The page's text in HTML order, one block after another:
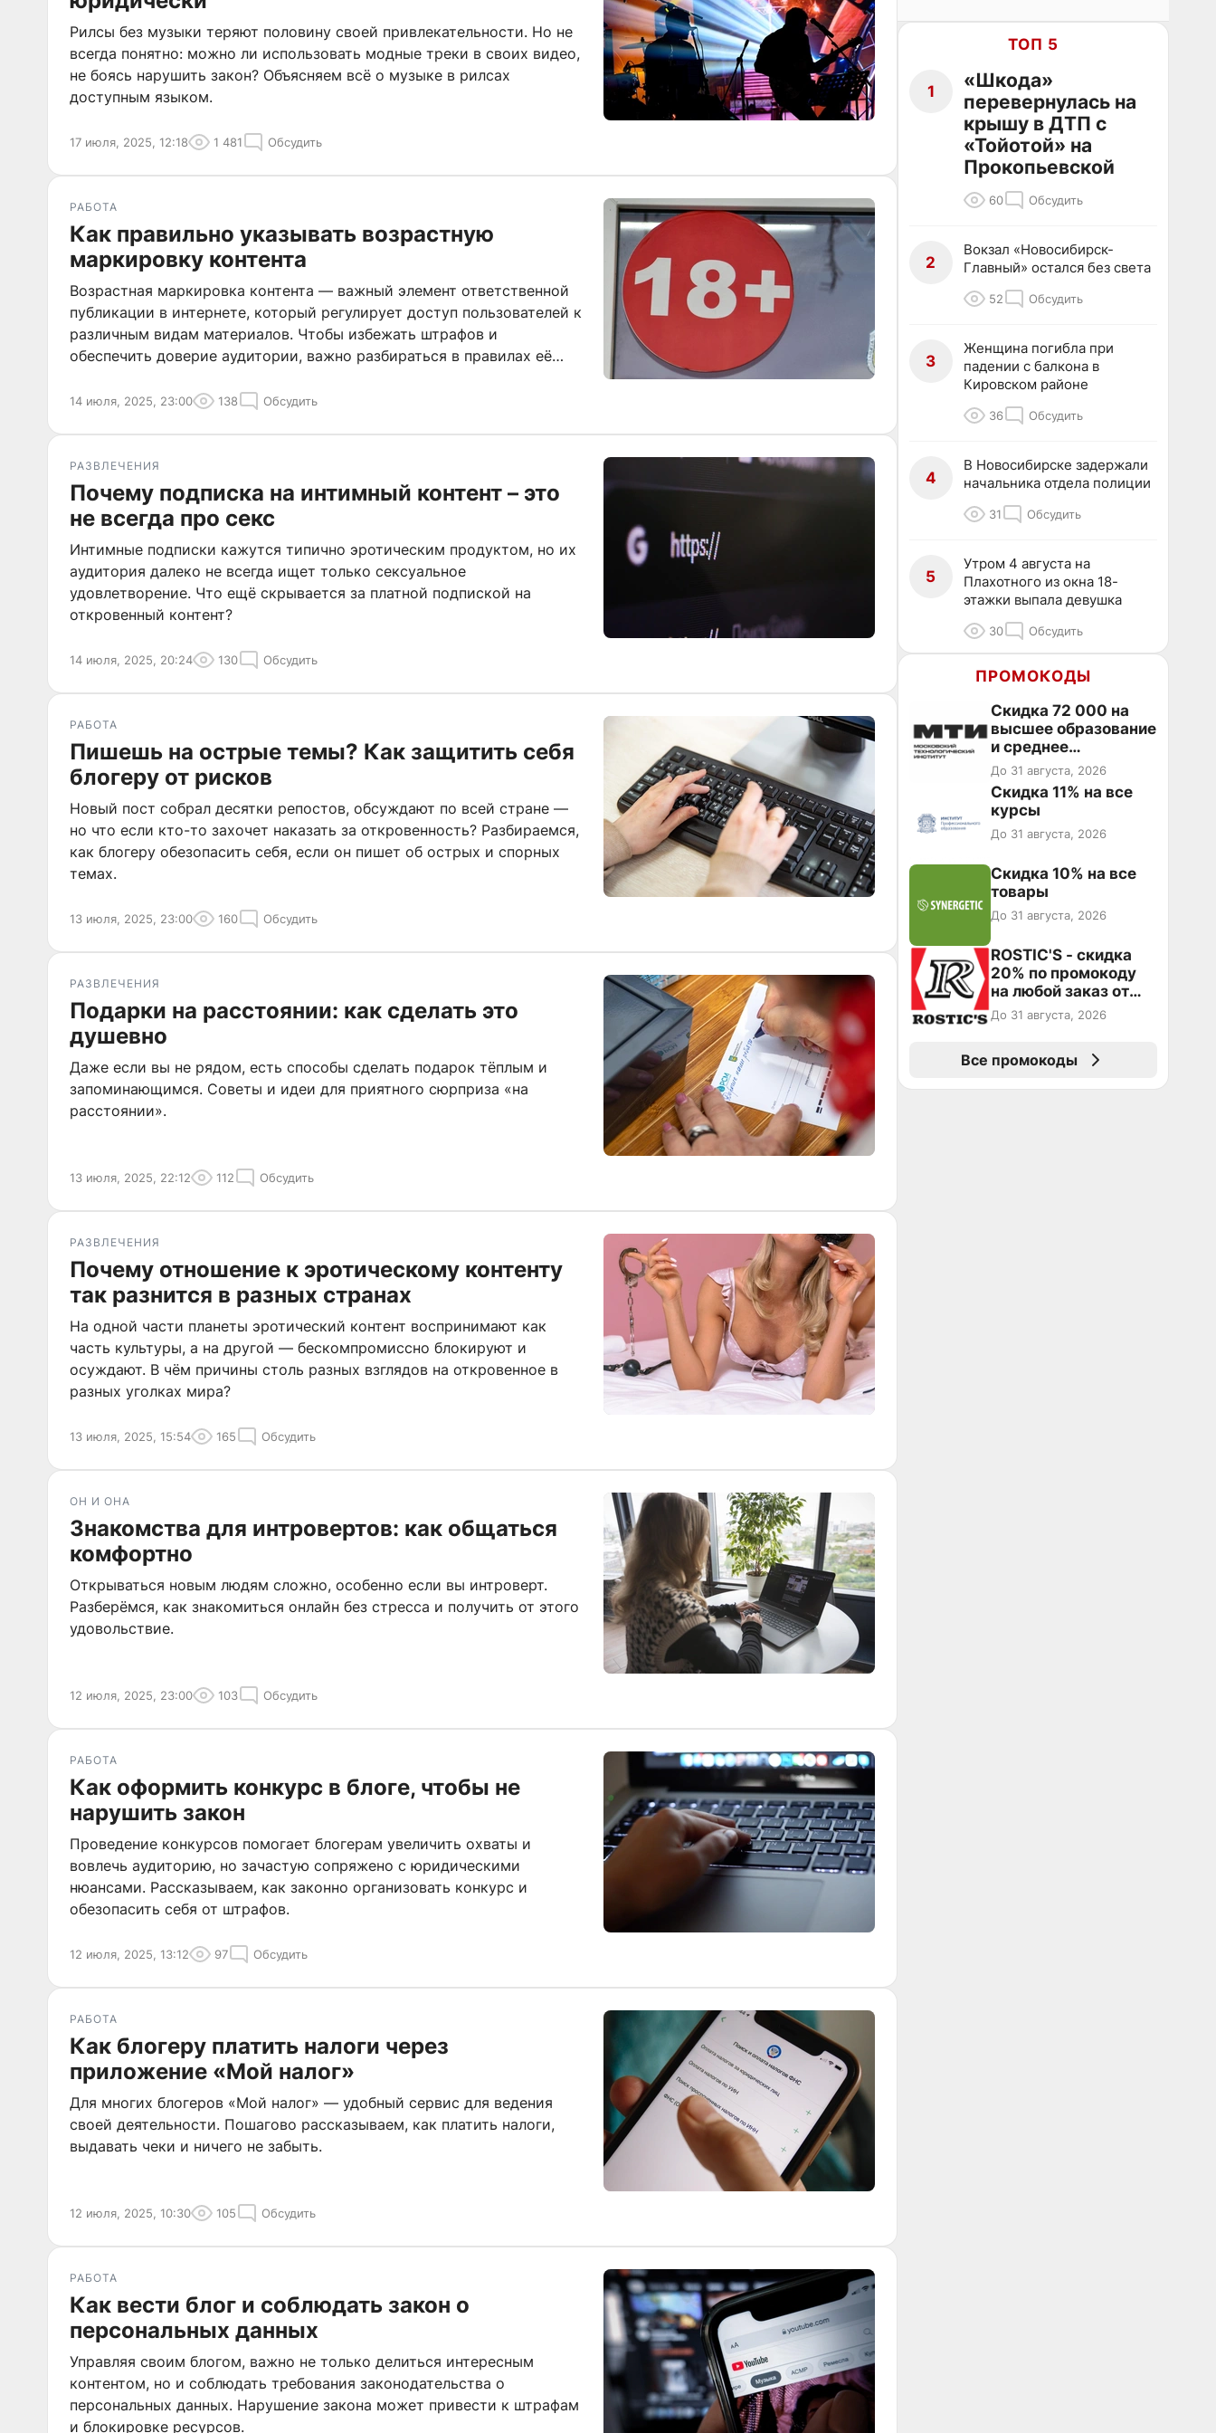
Рилсы без музыки теряют половину своей привлекательности. Но не
всегда понятно: можно ли использовать модные треки в своих видео,
не боясь нарушить закон? Объясняем всё о музыке в рилсах
доступным языком.
17 июля, 2025, 12:18 1 481 Обсудить
РАБОТА
Как правильно указывать возрастную
маркировку контента
Возрастная маркировка контента — важный элемент ответственной
публикации в интернете, который регулирует доступ пользователей к
различным видам материалов. Чтобы избежать штрафов и
обеспечить доверие аудитории, важно разбираться в правилах её
14 июля, 2025, 23:00 138 Обсудить
РАЗВЛЕЧЕНИЯ
Почему подписка на интимный контент – это
не всегда про секс
Интимные подписки кажутся типично эротическим продуктом, но их
аудитория далеко не всегда ищет только сексуальное
удовлетворение. Что ещё скрывается за платной подпиской на
откровенный контент?
14 июля, 2025, 20:24 130 Обсудить
РАБОТА
Пишешь на острые темы? Как защитить себя
блогеру от рисков
Новый пост собрал десятки репостов, обсуждают по всей стране —
но что если кто-то захочет наказать за откровенность? Разбираемся,
как блогеру обезопасить себя, если он пишет об острых и спорных
темах.
13 июля, 2025, 23:00 160 Обсудить
РАЗВЛЕЧЕНИЯ
Подарки на расстоянии: как сделать это
душевно
Даже если вы не рядом, есть способы сделать подарок тёплым и
запоминающимся. Советы и идеи для приятного сюрприза «на
расстоянии».
13 июля, 2025, 22:12 112 Обсудить
РАЗВЛЕЧЕНИЯ
Почему отношение к эротическому контенту
так разнится в разных странах
На одной части планеты эротический контент воспринимают как
часть культуры, а на другой — бескомпромиссно блокируют и
осуждают. В чём причины столь разных взглядов на откровенное в
разных уголках мира?
13 июля, 2025, 15:54 165 Обсудить
ОН И ОНА
Знакомства для интровертов: как общаться
комфортно
Открываться новым людям сложно, особенно если вы интроверт.
Разберёмся, как знакомиться онлайн без стресса и получить от этого
удовольствие.
12 июля, 2025, 23:00 103 Обсудить
РАБОТА
Как оформить конкурс в блоге, чтобы не
нарушить закон
Проведение конкурсов помогает блогерам увеличить охваты и
вовлечь аудиторию, но зачастую сопряжено с юридическими
нюансами. Рассказываем, как законно организовать конкурс и
обезопасить себя от штрафов.
12 июля, 2025, 13:12 97 Обсудить
РАБОТА
Как блогеру платить налоги через
приложение «Мой налог»
Для многих блогеров «Мой налог» — удобный сервис для ведения
своей деятельности. Пошагово рассказываем, как платить налоги,
выдавать чеки и ничего не забыть.
12 июля, 2025, 10:30 105 Обсудить
РАБОТА
Как вести блог и соблюдать закон о
персональных данных
Управляя своим блогом, важно не только делиться интересным
контентом, но и соблюдать требования законодательства о
персональных данных. Нарушение закона может привести к штрафам
и блокировке ресурсов.
ТОП 5
1
«Шкода»
перевернулась на
крышу в ДТП с
«Тойотой» на
Прокопьевской
60 Обсудить
2
Вокзал «Новосибирск-
Главный» остался без света
52 Обсудить
3
Женщина погибла при
падении с балкона в
Кировском районе
36 Обсудить
4
В Новосибирске задержали
начальника отдела полиции
31 Обсудить
5
Утром 4 августа на
Плахотного из окна 18-
этажки выпала девушка
30 Обсудить
ПРОМОКОДЫ
Скидка 72 000 на
высшее образование
и среднее
специальное
образование в
первый год обучения
До 31 августа, 2026
Скидка 11% на все
курсы
До 31 августа, 2026
Скидка 10% на все
товары
До 31 августа, 2026
ROSTIC'S - скидка
20% по промокоду
на любой заказ от
3199₽!
До 31 августа, 2026
Все промокоды